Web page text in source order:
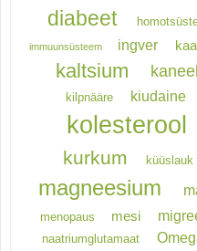
diabeet
immuunsüsteem ingver
kaltsium kaneel
kilpnääre kiudaine
kolesterool
kurkum küüslauk
magneesium
menopaus mesi
naatriumglutamaat